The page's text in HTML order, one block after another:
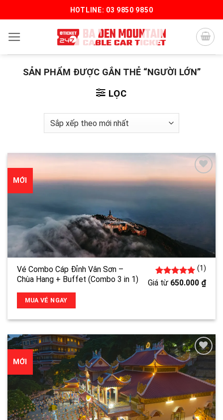
qua
nội
HOTLINE: 03 9850 9850
SẢN PHẨM ĐƯỢC GẮN THẺ “NGƯỜI LỚN”
LỌC
MỚI
Vé Combo Cáp Đỉnh Vân Sơn –
Chùa Hang + Buffet (Combo 3 in 1)
5.00trên 5
1
(1)
Giá từ 650.000 ₫
MUA VÉ NGAY
MỚI